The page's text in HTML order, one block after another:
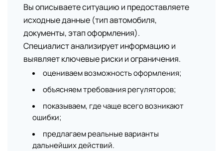
Вы описываете ситуацию и предоставляете
исходные данные (тип автомобиля,
документы, этап оформления).
Специалист анализирует информацию и
выявляет ключевые риски и ограничения.
оцениваем возможность оформления;
объясняем требования регуляторов;
показываем, где чаще всего возникают
ошибки;
предлагаем реальные варианты
дальнейших действий.